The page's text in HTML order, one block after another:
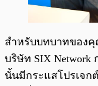
สำหรับบทบาทของ
บริษัท SIX
นั้นมีกระแสโปรเจก